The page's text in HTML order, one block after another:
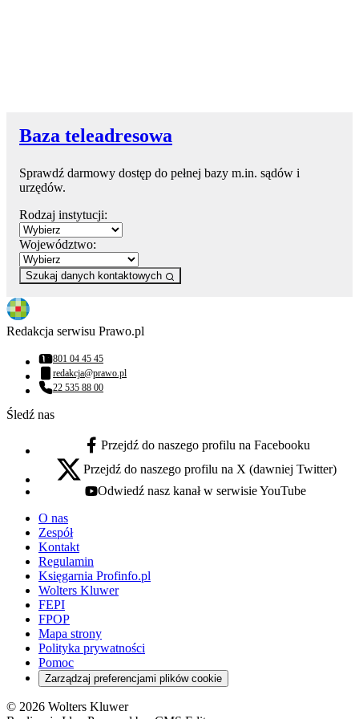
Baza teleadresowa
Sprawdź darmowy dostęp do pełnej bazy m.in. sądów i
urzędów.
Rodzaj instytucji:
Województwo:
Szukaj danych kontaktowych
Redakcja serwisu Prawo.pl
Numer telefonu:
801 04 45 45
Adres email:
redakcja@prawo.pl
Numer telefonu:
22 535 88 00
Śledź nas
facebook - otwiera się w nowej karcie
Przejdź do naszego profilu na Facebooku
x - otwiera się w nowej karcie
Przejdź do naszego profilu na X (dawniej Twitter)
youtube - otwiera się w nowej karcie
Odwiedź nasz kanał w serwisie YouTube
O nas
Zespół
Kontakt
Regulamin
Księgarnia Profinfo.pl
Wolters Kluwer
FEPI
FPOP
Mapa strony
Polityka prywatności
Pomoc
Zarządzaj preferencjami plików cookie
© 2026 Wolters Kluwer